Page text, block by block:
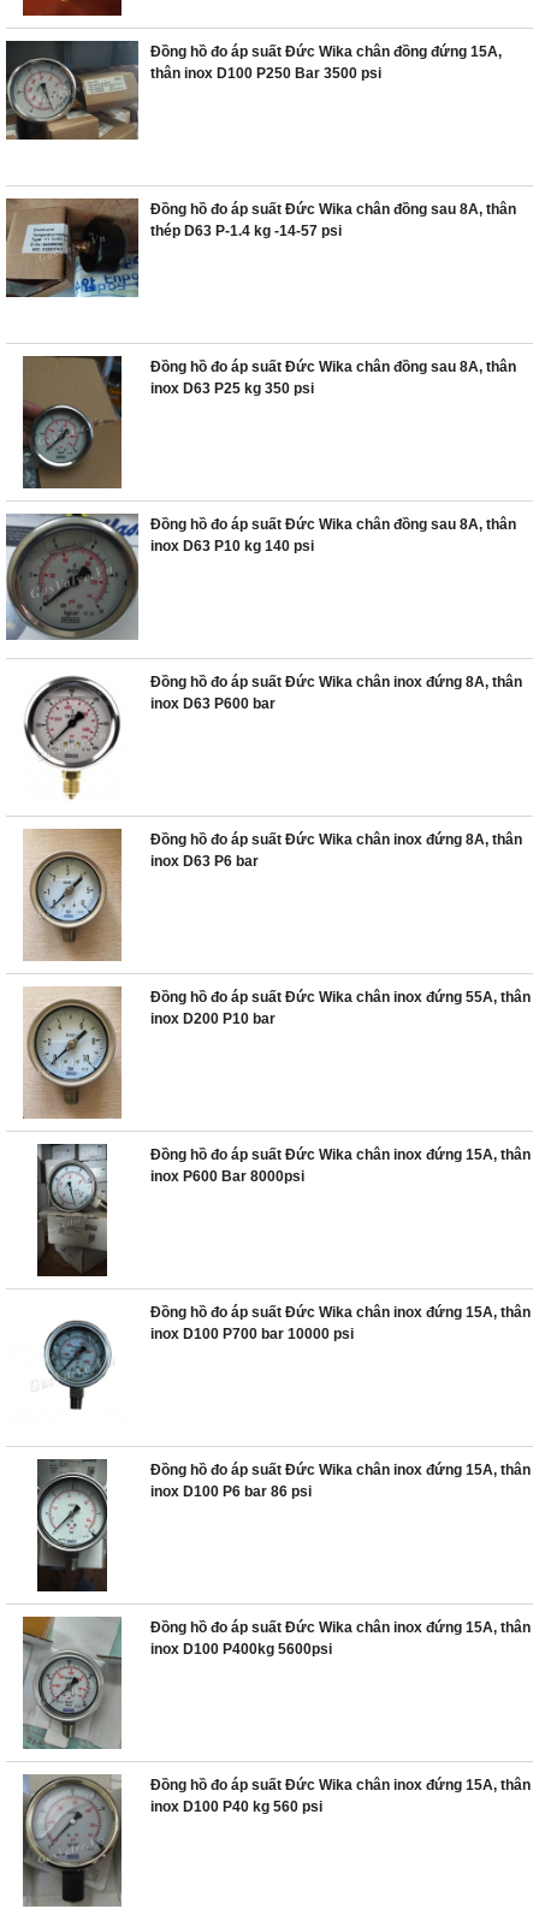
Đồng hồ đo áp suất Đức Wika chân đồng đứng 15A,
thân inox D100 P250 Bar 3500 psi
Đồng hồ đo áp suất Đức Wika chân đồng sau 8A, thân
thép D63 P-1.4 kg -14-57 psi
Đồng hồ đo áp suất Đức Wika chân đồng sau 8A, thân
inox D63 P25 kg 350 psi
Đồng hồ đo áp suất Đức Wika chân đồng sau 8A, thân
inox D63 P10 kg 140 psi
Đồng hồ đo áp suất Đức Wika chân inox đứng 8A, thân
inox D63 P600 bar
Đồng hồ đo áp suất Đức Wika chân inox đứng 8A, thân
inox D63 P6 bar
Đồng hồ đo áp suất Đức Wika chân inox đứng 55A, thân
inox D200 P10 bar
Đồng hồ đo áp suất Đức Wika chân inox đứng 15A, thân
inox P600 Bar 8000psi
Đồng hồ đo áp suất Đức Wika chân inox đứng 15A, thân
inox D100 P700 bar 10000 psi
Đồng hồ đo áp suất Đức Wika chân inox đứng 15A, thân
inox D100 P6 bar 86 psi
Đồng hồ đo áp suất Đức Wika chân inox đứng 15A, thân
inox D100 P400kg 5600psi
Đồng hồ đo áp suất Đức Wika chân inox đứng 15A, thân
inox D100 P40 kg 560 psi